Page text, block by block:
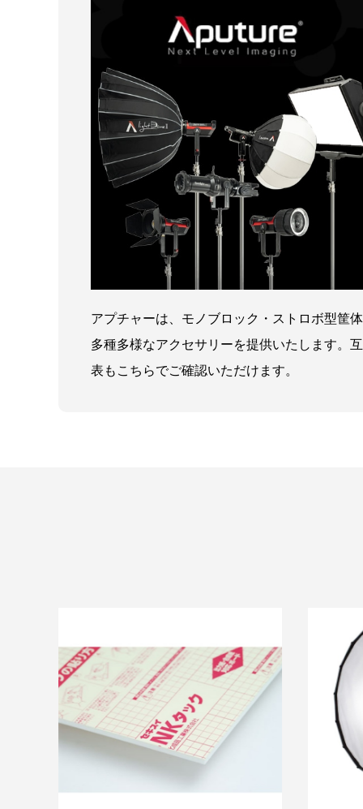
アプチャーは、モノブロック・ストロボ型筐
多種多様なアクセサリーを提供いたします。
表もこちらでご確認いただけます。